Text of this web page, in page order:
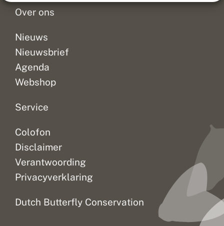
Over ons
Nieuws
Nieuwsbrief
Agenda
Webshop
Service
Colofon
Disclaimer
Verantwoording
Privacyverklaring
Dutch Butterfly Conservation